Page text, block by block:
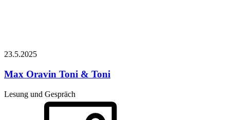
23.5.2025
Max Oravin Toni & Toni
Lesung und Gespräch